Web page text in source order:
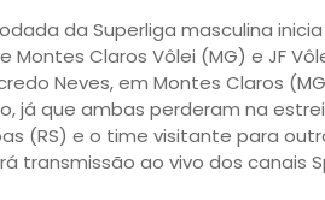
da Superliga masculina
Montes Claros Vôlei (MG) e JF
Neves, em Montes Claros
já que ambas perderam na
(RS) e o time visitante para
transmissão ao vivo dos canais